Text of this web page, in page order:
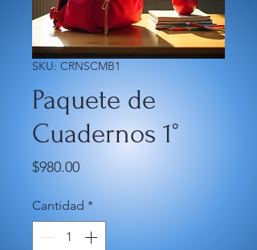
SKU: CRNSCMB1
Paquete de
Cuadernos 1°
$980.00Precio
Cantidad *